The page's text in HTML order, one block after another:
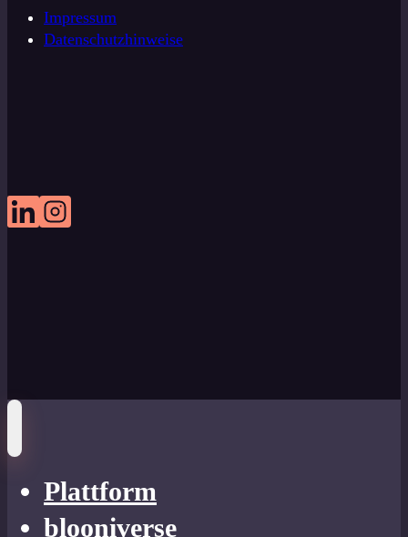
Impressum
Datenschutzhinweise
Plattform
blooniverse